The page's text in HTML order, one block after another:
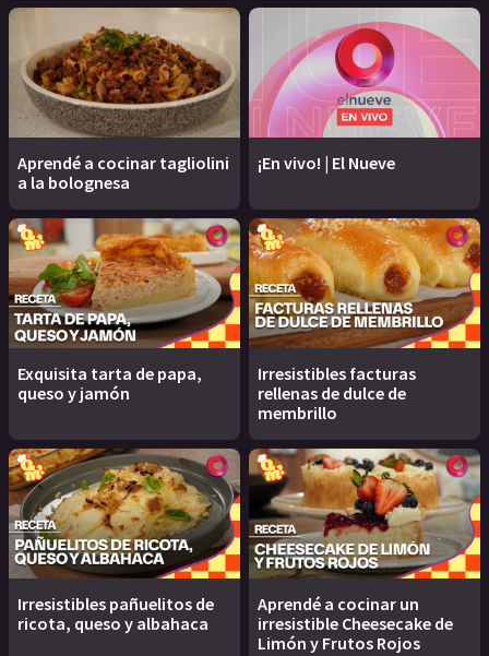
Aprendé a cocinar tagliolini
a la bolognesa
¡En vivo! | El Nueve
Exquisita tarta de papa,
queso y jamón
Irresistibles facturas
rellenas de dulce de
membrillo
Irresistibles pañuelitos de
ricota, queso y albahaca
Aprendé a cocinar un
irresistible Cheesecake de
Limón y Frutos Rojos